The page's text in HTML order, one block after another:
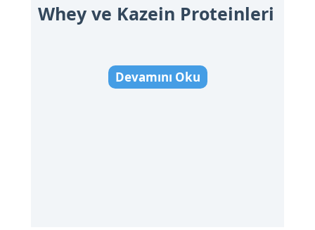
Whey ve Kazein Proteinleri
Devamını Oku